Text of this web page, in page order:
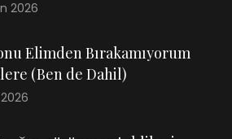
2026
Elimden Bırakamıyorum
(Ben de Dahil)